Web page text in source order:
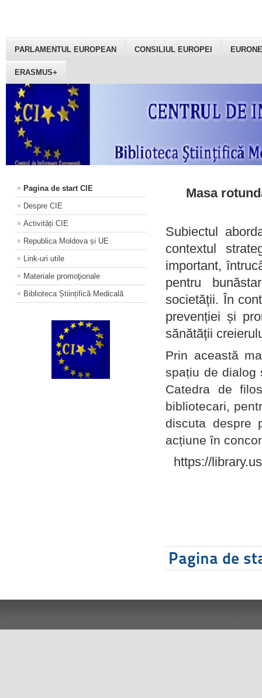
PARLAMENTUL EUROPEAN CONSILIUL EUROPEI
ERASMUS+
Pagina de start CIE
Despre CIE
Activități CIE
Republica Moldova și UE
Link-uri utile
Materiale promoţionale
Biblioteca Științifică Medicală
Masa
Subiectul
contextul
important,
pentru
societății. În
prevenției și
sănătății
Prin această
spațiu de dialog
Catedra de
bibliotecari,
discuta despre
acțiune în
https://
Pagina de